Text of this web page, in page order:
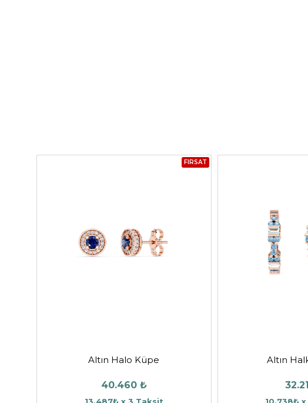
FIRSAT
Altın Halo Küpe
40.460 ₺
13.487₺ x 3 Taksit
Altın
10.738₺